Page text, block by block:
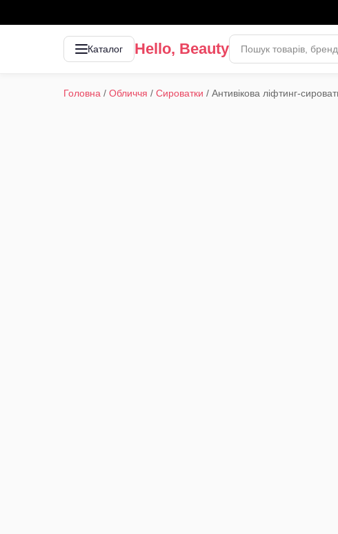
Каталог Hello, Beauty
Головна / Обличчя / Сироватки / Антивікова ліфтинг-